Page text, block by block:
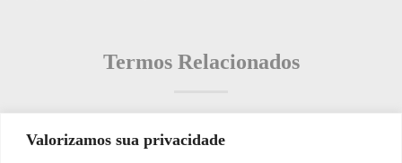
Valorizamos sua privacidade
Termos Relacionados
Termos populares